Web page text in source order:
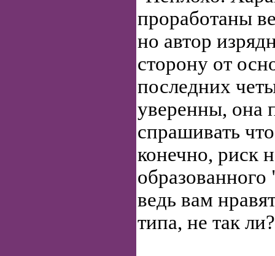
проработаны
но автор
сторону от
последних
уверенны, она
спрашивать
конечно, риск
ведь вам
типа, не так ли?